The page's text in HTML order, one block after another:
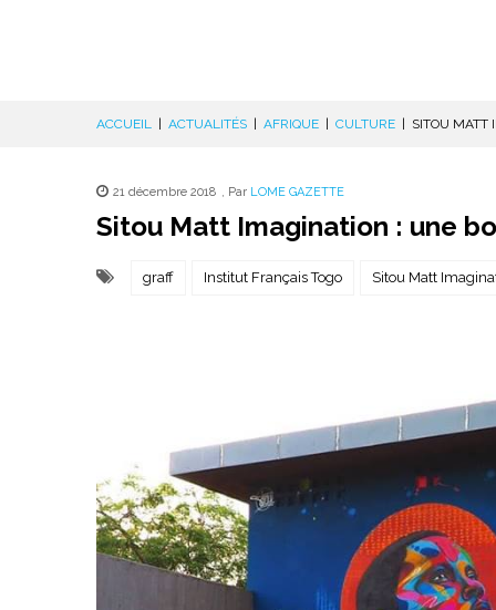
ACCUEIL ACTUALITÉS AFRIQUE CULTURE SITOU MATT
21 décembre 2018 , Par LOME GAZETTE
Sitou Matt Imagination : une
graff Institut Français Togo Sitou Matt